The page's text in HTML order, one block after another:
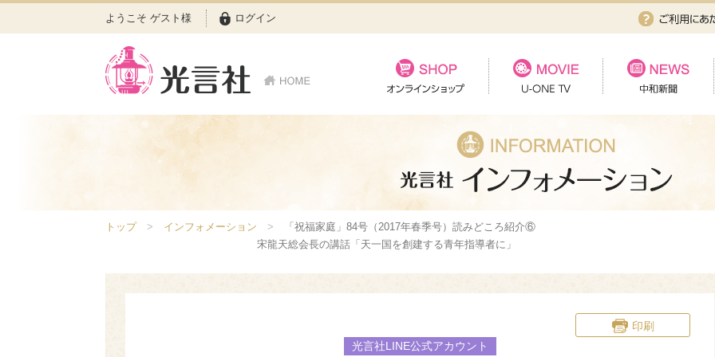
ようこそ ゲスト様 ログイン
トップ インフォメーション
「祝福家庭」84号（2017年春季号）読みどころ紹介⑥
宋龍天総会長の講話「天一国を創建する青年指導者に」
印刷
光言社LINE公式アカウント